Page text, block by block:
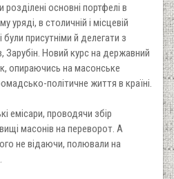
основні портфелі в
в столичній і місцевій
були присутніми й делегати з
Зарубін. Новий курс на державний
опираючись на масонське
політичне життя в країні.
емісари, проводячи збір
масонів на переворот. А
не відаючи, полювали на